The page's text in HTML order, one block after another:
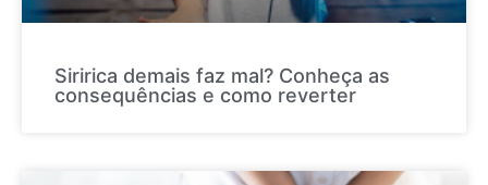
Siririca demais faz mal? Conheça as
consequências e como reverter